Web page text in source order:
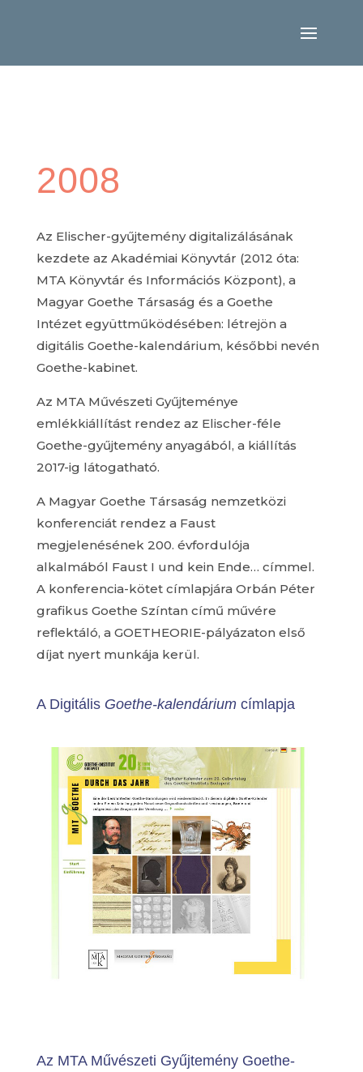
2008
Az Elischer-gyűjtemény digitalizálásának
kezdete az Akadémiai Könyvtár (2012 óta:
MTA Könyvtár és Információs Központ), a
Magyar Goethe Társaság és a Goethe
Intézet együttműködésében: létrejön a
digitális Goethe-kalendárium, későbbi nevén
Goethe-kabinet.
Az MTA Művészeti Gyűjteménye
emlékkiállítást rendez az Elischer-féle
Goethe-gyűjtemény anyagából, a kiállítás
2017-ig látogatható.
A Magyar Goethe Társaság nemzetközi
konferenciát rendez a Faust
megjelenésének 200. évfordulója
alkalmából Faust I und kein Ende… címmel.
A konferencia-kötet címlapjára Orbán Péter
grafikus Goethe Színtan című művére
reflektáló, a GOETHEORIE-pályázaton első
díjat nyert munkája kerül.
A Digitális Goethe-kalendáriumcímlapja
Az MTA Művészeti Gyűjtemény Goethe-